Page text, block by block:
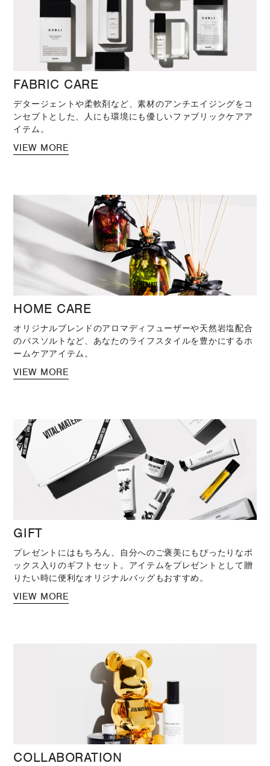
FABRIC CARE
デタージェントや柔軟剤など、素材のアンチエイジングをコ
ンセプトとした、人にも環境にも優しいファブリックケアア
イテム。
VIEW MORE
HOME CARE
オリジナルブレンドのアロマディフューザーや天然岩塩配合
のバスソルトなど、あなたのライフスタイルを豊かにするホ
ームケアアイテム。
VIEW MORE
GIFT
プレゼントにはもちろん、自分へのご褒美にもぴったりなボ
ックス入りのギフトセット。アイテムをプレゼントとして贈
りたい時に便利なオリジナルバッグもおすすめ。
VIEW MORE
COLLABORATION